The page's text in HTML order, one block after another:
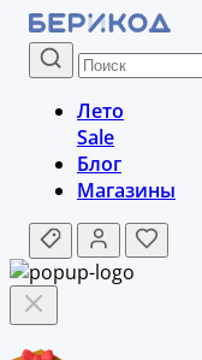
Лето
Sale
Блог
Магазины